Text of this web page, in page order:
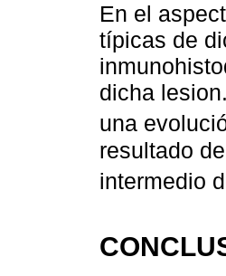
En el
típicas de
dicha
una
resultado
intermedio